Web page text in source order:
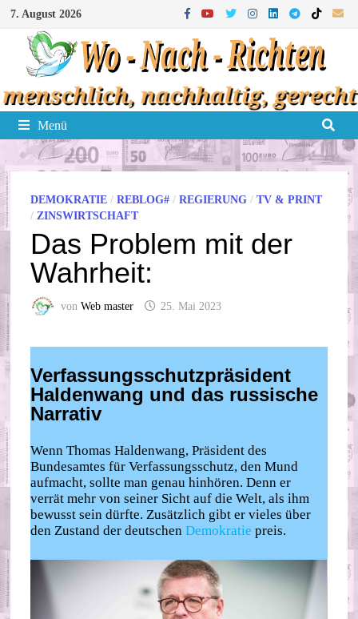
Zum
Inhalt
springen
7. August 2026
Menü
DEMOKRATIE /REBLOG# /REGIERUNG /TV & PRINT
/ZINSWIRTSCHAFT
Das Problem mit der
Wahrheit:
vonWeb master 25. Mai 2023
Verfassungsschutzpräsident
Haldenwang und das russische
Narrativ
Wenn Thomas Haldenwang, Präsident des
Bundesamtes für Verfassungsschutz, den Mund
aufmacht, sollte man genau hinhören. Denn er
verrät mehr von seiner Sicht auf die Welt, als ihm
bewusst sein dürfte. Zusätzlich gibt er vieles über
den Zustand der deutschenDemokratie preis.